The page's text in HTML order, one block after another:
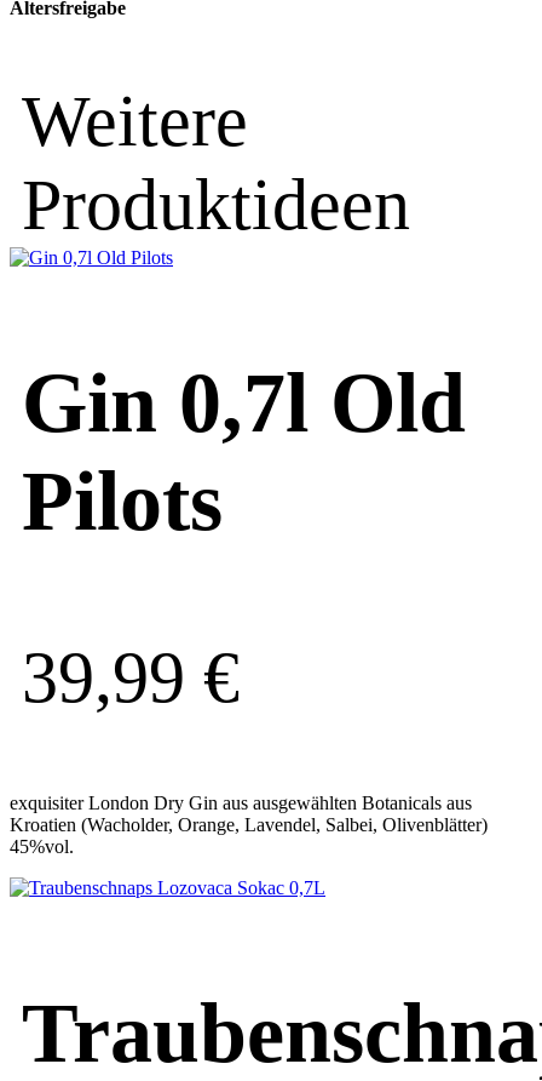
Altersfreigabe
Weitere
Produktideen
Gin 0,7l Old
Pilots
39,99 €
exquisiter London Dry Gin aus ausgewählten Botanicals aus
Kroatien (Wacholder, Orange, Lavendel, Salbei, Olivenblätter)
45%vol.